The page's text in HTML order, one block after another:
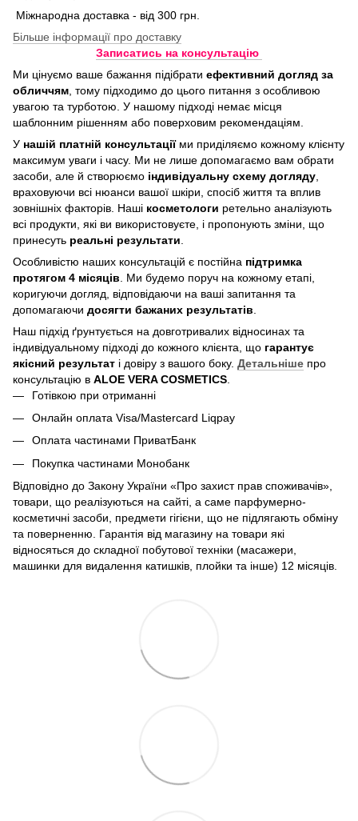
Міжнародна доставка - від 300 грн.
Більше інформації про доставку
Записатись на консультацію
Ми цінуємо ваше бажання підібрати ефективний догляд за
обличчям , тому підходимо до цього питання з особливою
увагою та турботою. У нашому підході немає місця
шаблонним рішенням або поверховим рекомендаціям.
У нашій платній консультаціїми приділяємо кожному клієнту
максимум уваги і часу. Ми не лише допомагаємо вам обрати
засоби, але й створюємо індивідуальну схему догляду
враховуючи всі нюанси вашої шкіри, спосіб життя та вплив
зовнішніх факторів. Наші косметологи ретельно аналізують
всі продукти, які ви використовуєте, і пропонують зміни, що
принесуть реальні результати
Особливістю наших консультацій є постійна підтримка
протягом 4 місяців . Ми будемо поруч на кожному етапі,
коригуючи догляд, відповідаючи на ваші запитання та
допомагаючи досягти бажаних результатів
Наш підхід ґрунтується на довготривалих відносинах та
індивідуальному підході до кожного клієнта, що гарантує
якісний результат і довіру з вашого боку. Детальніше про
консультацію в ALOE VERA COSMETICS
Готівкою при отриманні
Онлайн оплата Visa/Mastercard Liqpay
Оплата частинами ПриватБанк
Покупка частинами Монобанк
Відповідно до Закону України «Про захист прав споживачів»,
товари, що реалізуються на сайті, а саме парфумерно-
косметичні засоби, предмети гігієни, що не підлягають обміну
та поверненню. Гарантія від магазину на товари які
відносяться до складної побутової техніки (масажери,
машинки для видалення катишків, плойки та інше) 12 місяців.